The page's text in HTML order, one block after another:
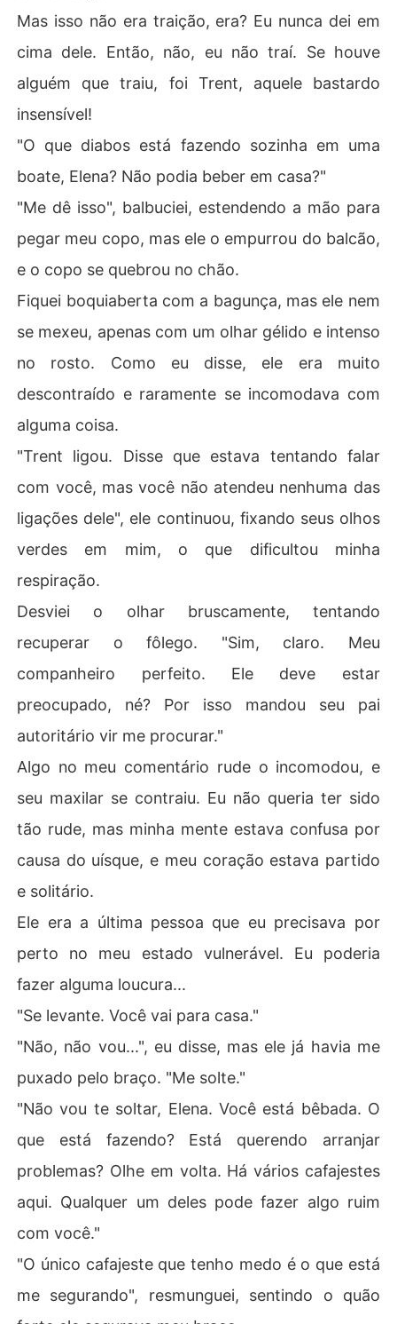
Mas isso não era traição, era? Eu nunca dei em
cima dele. Então, não, eu não traí. Se houve
alguém que traiu, foi Trent, aquele bastardo
insensível!
"O que diabos está fazendo sozinha em uma
boate, Elena? Não podia beber em casa?"
"Me dê isso", balbuciei, estendendo a mão para
pegar meu copo, mas ele o empurrou do balcão,
e o copo se quebrou no chão.
Fiquei boquiaberta com a bagunça, mas ele nem
se mexeu, apenas com um olhar gélido e intenso
no rosto. Como eu disse, ele era muito
descontraído e raramente se incomodava com
alguma coisa.
"Trent ligou. Disse que estava tentando falar
com você, mas você não atendeu nenhuma das
ligações dele", ele continuou, fixando seus olhos
verdes em mim, o que dificultou minha
respiração.
Desviei o olhar bruscamente, tentando
recuperar o fôlego. "Sim, claro. Meu
companheiro perfeito. Ele deve estar
preocupado, né? Por isso mandou seu pai
autoritário vir me procurar."
Algo no meu comentário rude o incomodou, e
seu maxilar se contraiu. Eu não queria ter sido
tão rude, mas minha mente estava confusa por
causa do uísque, e meu coração estava partido
e solitário.
Ele era a última pessoa que eu precisava por
perto no meu estado vulnerável. Eu poderia
fazer alguma loucura...
"Se levante. Você vai para casa."
"Não, não vou...", eu disse, mas ele já havia me
puxado pelo braço. "Me solte."
"Não vou te soltar, Elena. Você está bêbada. O
que está fazendo? Está querendo arranjar
problemas? Olhe em volta. Há vários cafajestes
aqui. Qualquer um deles pode fazer algo ruim
com você."
"O único cafajeste que tenho medo é o que está
me segurando", resmunguei, sentindo o quão